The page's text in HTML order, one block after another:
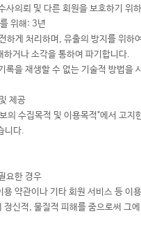
사의뢰 및 다른 회원을 보호하기 위
위해: 3년
하게 처리하며, 유출의 방지를 위
거나 소각을 통하여 파기합니다.
록을 재생할 수 없는 기술적 방법을
제공
의 수집목적 및 이용목적"에서 고
니다.
요한 경우
약관이나 기타 회원 서비스 등 이
신적, 물질적 피해를 줌으로써 그